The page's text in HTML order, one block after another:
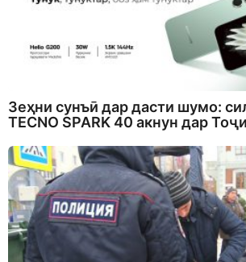
Зеҳни сунъӣ дар дасти шумо:
TECNO SPARK 40 акнун дар